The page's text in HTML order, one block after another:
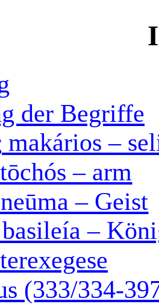
der Begriffe
makários –
– arm
– Geist
basileía –
(333/334-